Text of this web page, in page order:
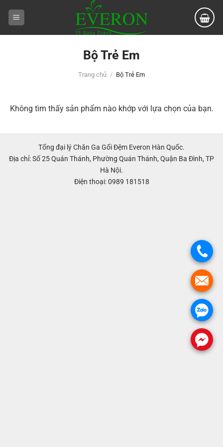
Bộ Trẻ Em
Trang chủ / Bộ Trẻ Em
Không tìm thấy sản phẩm nào khớp với lựa chọn của bạn.
Tổng đại lý Chăn Ga Gối Đệm Everon Hàn Quốc.
Địa chỉ: Số 25 Quán Thánh, Phường Quán Thánh, Quận Ba Đình, TP
Hà Nội.
Điện thoại: 0989 181518
.
.
.
.